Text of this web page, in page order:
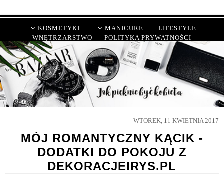
KOSMETYKI MANICURE
LIFESTYLE
WNĘTRZARSTWO
POLITYKA PRYWATNOŚCI
WTOREK, 11 KWIETNIA 2017
MÓJ ROMANTYCZNY KĄCIK -
DODATKI DO POKOJU Z
DEKORACJEIRYS.PL